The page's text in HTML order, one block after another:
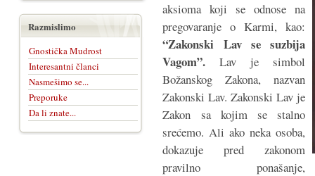
aksioma koji se odnose na
pregovaranje o Karmi, kao:
“Zakonski Lav se suzbija
Vagom”. Lav je simbol
Božanskog Zakona, nazvan
Zakonski Lav. Zakonski Lav je
Zakon sa kojim se stalno
srećemo. Ali ako neka osoba,
dokazuje pred zakonom
pravilno ponašanje,
Razmislimo
Gnostička Mudrost
Interesantni članci
Nasmešimo se...
Preporuke
Da li znate...